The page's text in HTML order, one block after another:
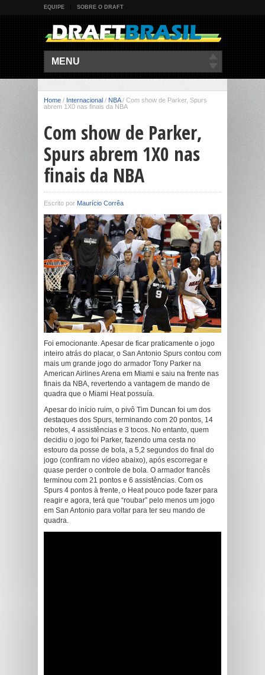
EQUIPE SOBRE O DRAFT
MENU
Home / Internacional / NBA / Com show de Parker, Spurs
abrem 1X0 nas finais da NBA
Com show de Parker,
Spurs abrem 1X0 nas
finais da NBA
Escrito por Maurício Corrêa
Foi emocionante. Apesar de ficar praticamente o jogo
inteiro atrás do placar, o San Antonio Spurs contou com
mais um grande jogo do armador Tony Parker na
American Airlines Arena em Miami e saiu na frente nas
finais da NBA, revertendo a vantagem de mando de
quadra que o Miami Heat possuía.
Apesar do início ruim, o pivô Tim Duncan foi um dos
destaques dos Spurs, terminando com 20 pontos, 14
rebotes, 4 assistências e 3 tocos. No entanto, quem
decidiu o jogo foi Parker, fazendo uma cesta no
estouro da posse de bola, a 5,2 segundos do final do
jogo (confiram no vídeo abaixo), após escorregar e
quase perder o controle de bola. O armador francês
terminou com 21 pontos e 6 assistências. Com os
Spurs 4 pontos à frente, o Heat pouco pode fazer para
reagir e agora, terá que “roubar” pelo menos um jogo
em San Antonio para voltar para ter seu mando de
quadra.